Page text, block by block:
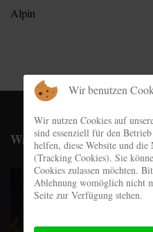
Alpin
Wachshütte
Wir benutzen
Wir nutzen Cookies auf
sind essenziell für den
helfen, diese Website und die
(Tracking Cookies). Sie
Cookies zulassen möchten.
Ablehnung womöglich nicht
Seite zur Verfügung stehen.